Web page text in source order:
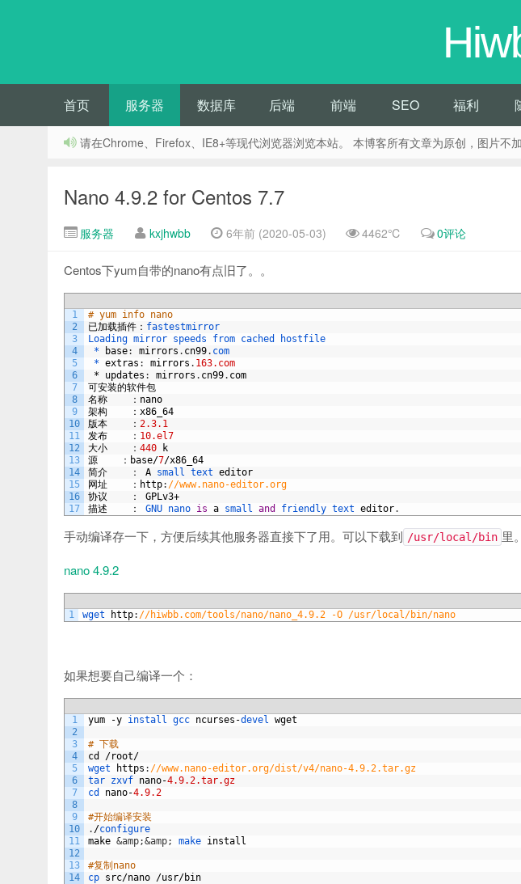
首页 服务器 数据库 后端 前端 SEO 福利
请在Chrome、Firefox、IE8+等现代浏览器浏览本站。 本博客所有文章为原创，图片不
Nano 4.9.2 for Centos 7.7
服务器 kxjhwbb 6年前 (2020-05-03) 4462℃ 0评论
Centos下yum自带的nano有点旧了。。
1
2
3
4
5
6
7
8
9
10
11
12
13
14
15
16
17
# yum info nano
已加载插件： fastestmirror
Loading mirror speeds from cached
hostfile
*
base: mirrors . cn99. com
* extras : mirrors . 163.com
*
updates : mirrors . cn99. com
可安装的软件包
名称
： nano
架构
： x86_64
版本
： 2.3.1
发布
： 10.el7
大小
： 440
k
源
： base/7/x86_64
简介
： A small text editor
网址
： http: //www.nano-editor.org
协议
： GPLv3+
描述
： GNU nano is a small and friendly text editor.
手动编译存一下，方便后续其他服务器直接下了用。可以下载到 /usr/local/bin 里。
nano 4.9.2
1 wget http: //hiwbb.com/tools/nano/nano_4.9.2 -O /usr/local/bin/nano
如果想要自己编译一个：
1
2
3
4
5
6
7
8
9
10
11
12
13
14
yum -y install gcc ncurses -devel wget
# 下载
cd
/root/
wget
https : //www.nano-editor.org/dist/v4/nano-4.9.2.tar.gz
tar zxvf nano-4.9.2.tar.gz
cd nano-4.9.2
#开始编译安装
. /configure
make &amp;&amp; make install
#复制nano
cp src/nano /usr/bin